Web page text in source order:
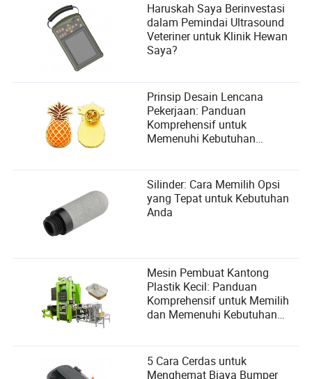
Haruskah Saya Berinvestasi
dalam Pemindai Ultrasound
Veteriner untuk Klinik Hewan
Saya?
Prinsip Desain Lencana
Pekerjaan: Panduan
Komprehensif untuk
Memenuhi Kebutuhan
Silinder: Cara Memilih Opsi
yang Tepat untuk Kebutuhan
Anda
Mesin Pembuat Kantong
Plastik Kecil: Panduan
Komprehensif untuk Memilih
dan Memenuhi Kebutuhan
5 Cara Cerdas untuk
Menghemat Biaya Bumper